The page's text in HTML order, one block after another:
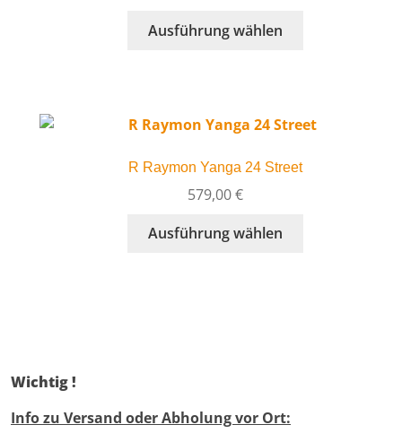
Ausführung wählen
auf.
Optionen
R Raymon Yanga 24 Street
579,00€
Ausführung wählen
Wichtig !
Info zu Versand oder Abholung vor Ort: